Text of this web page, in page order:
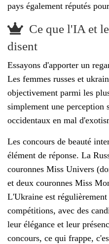
pays également réputés
Ce que l'IA et
disent
Essayons d'apporter un
Les femmes russes et
objectivement parmi les
simplement une perception
occidentaux en mal
Les concours de beauté
élément de réponse. La
couronnes Miss Univers
et deux couronnes Miss
L'Ukraine est
compétitions, avec des
leur élégance et leur
concours, ce qui frappe,